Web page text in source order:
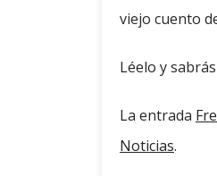
viejo cuento
Léelo y
La entrada
Noticias.